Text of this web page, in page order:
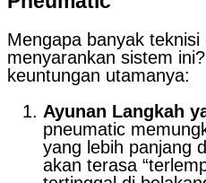
Mengapa banyak
menyarankan sistem
keuntungan utamanya:
Ayunan Langkah
pneumatic
yang lebih panjang
akan terasa